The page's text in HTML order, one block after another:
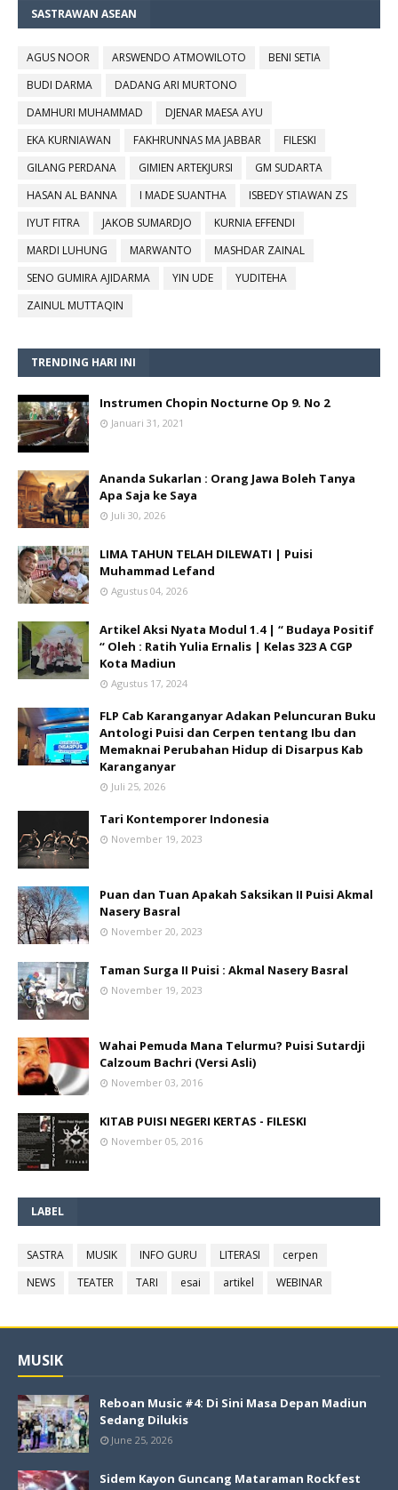
SASTRAWAN ASEAN
AGUS NOOR ARSWENDO ATMOWILOTO
BENI SETIA
BUDI DARMA
DADANG ARI MURTONO
DAMHURI MUHAMMAD
DJENAR MAESA AYU
EKA KURNIAWAN
FAKHRUNNAS MA JABBAR
FILESKI
GILANG PERDANA
GIMIEN ARTEKJURSI
GM SUDARTA
HASAN AL BANNA
I MADE SUANTHA
ISBEDY STIAWAN ZS
IYUT FITRA
JAKOB SUMARDJO
KURNIA EFFENDI
MARDI LUHUNG
MARWANTO
MASHDAR ZAINAL
SENO GUMIRA AJIDARMA
YIN UDE
YUDITEHA
ZAINUL MUTTAQIN
TRENDING HARI INI
Instrumen Chopin Nocturne Op 9. No 2
Januari 31, 2021
Ananda Sukarlan : Orang Jawa Boleh Tanya
Apa Saja ke Saya
Juli 30, 2026
LIMA TAHUN TELAH DILEWATI | Puisi
Muhammad Lefand
Agustus 04, 2026
Artikel Aksi Nyata Modul 1.4 | “ Budaya Positif
“ Oleh : Ratih Yulia Ernalis | Kelas 323 A CGP
Kota Madiun
Agustus 17, 2024
FLP Cab Karanganyar Adakan Peluncuran Buku
Antologi Puisi dan Cerpen tentang Ibu dan
Memaknai Perubahan Hidup di Disarpus Kab
Karanganyar
Juli 25, 2026
Tari Kontemporer Indonesia
November 19, 2023
Puan dan Tuan Apakah Saksikan II Puisi Akmal
Nasery Basral
November 20, 2023
Taman Surga II Puisi : Akmal Nasery Basral
November 19, 2023
Wahai Pemuda Mana Telurmu? Puisi Sutardji
Calzoum Bachri (Versi Asli)
November 03, 2016
KITAB PUISI NEGERI KERTAS - FILESKI
November 05, 2016
LABEL
SASTRA MUSIK INFO GURU LITERASI
cerpen
NEWS
TEATER TARI esai artikel WEBINAR
MUSIK
Reboan Music #4: Di Sini Masa Depan Madiun
Sedang Dilukis
June 25, 2026
Sidem Kayon Guncang Mataraman Rockfest